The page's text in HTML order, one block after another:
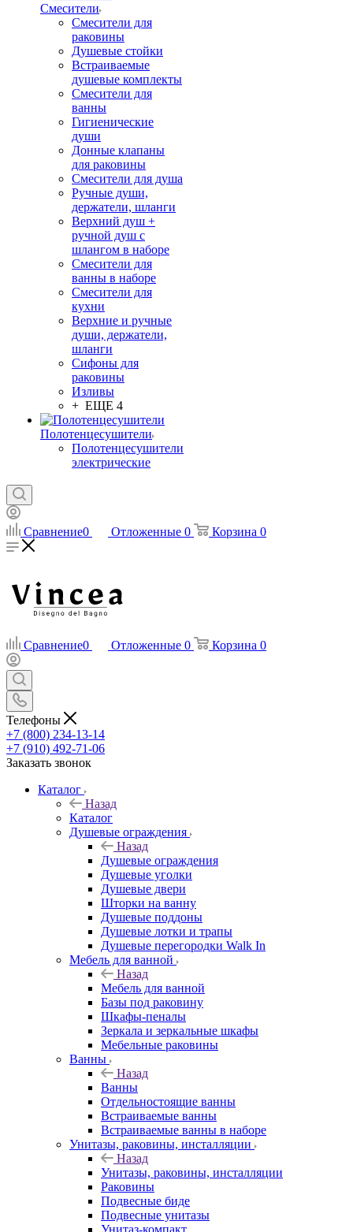
Смесители
Смесители для
раковины
Душевые стойки
Встраиваемые
душевые комплекты
Смесители для
ванны
Гигиенические
души
Донные клапаны
для раковины
Смесители для душа
Ручные души,
держатели, шланги
Верхний душ +
ручной душ с
шлангом в наборе
Смесители для
ванны в наборе
Смесители для
кухни
Верхние и ручные
души, держатели,
шланги
Сифоны для
раковины
Изливы
+ ЕЩЕ 4
Полотенцесушители
Полотенцесушители
электрические
Сравнение0 Отложенные 0 Корзина 0
Сравнение0 Отложенные 0 Корзина 0
Телефоны
+7 (800) 234-13-14
+7 (910) 492-71-06
Заказать звонок
Каталог
Назад
Каталог
Душевые ограждения
Назад
Душевые ограждения
Душевые уголки
Душевые двери
Шторки на ванну
Душевые поддоны
Душевые лотки и трапы
Душевые перегородки Walk In
Мебель для ванной
Назад
Мебель для ванной
Базы под раковину
Шкафы-пеналы
Зеркала и зеркальные шкафы
Мебельные раковины
Ванны
Назад
Ванны
Отдельностоящие ванны
Встраиваемые ванны
Встраиваемые ванны в наборе
Унитазы, раковины, инсталляции
Назад
Унитазы, раковины, инсталляции
Раковины
Подвесные биде
Подвесные унитазы
Унитаз-компакт